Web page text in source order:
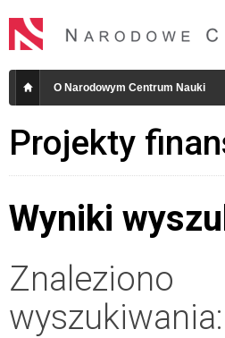
O Narodowym Centrum Nauki
Projekty
Wyniki
Znaleziono
wyszukiwania: